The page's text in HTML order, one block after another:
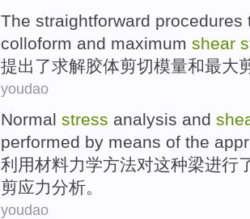
The straightforward procedures
colloform and maximum shear
提出了求解胶体剪切模量和最大
youdao
Normal stress analysis and
performed by means of the
利用材料力学方法对这种梁进行
剪应力分析。
youdao